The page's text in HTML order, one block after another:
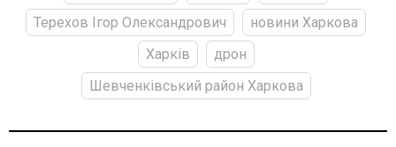
Терехов Ігор Олександрович
новини Харкова
Харків
дрон
Шевченківський район Харкова